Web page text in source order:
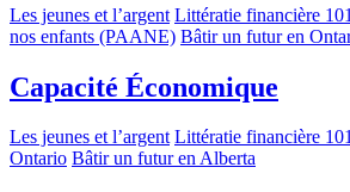
Les jeunes et l’argent Littératie financière 101
nos enfants (PAANE) Bâtir un futur en
Capacité Économique
Les jeunes et l’argent Littératie financière
Ontario Bâtir un futur en Alberta